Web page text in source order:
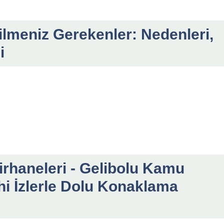
Gerekenler: Nedenleri,
- Gelibolu Kamu
İzlerle Dolu Konaklama